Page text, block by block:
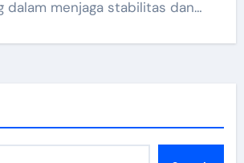
dalam menjaga stabilitas dan…